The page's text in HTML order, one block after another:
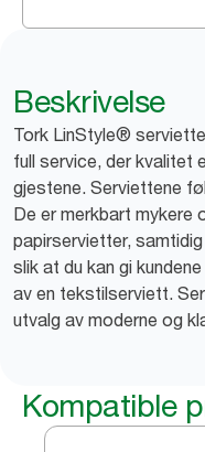
Beskrivelse
Tork LinStyle®
full service, der kvalitet
gjestene. Serviettene
De er merkbart mykere
papirservietter,
slik at du kan gi
av en tekstilserviett.
utvalg av moderne og
Kompatible